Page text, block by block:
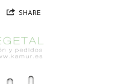
SHARE